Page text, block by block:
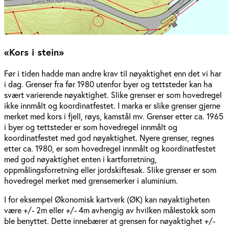
«Kors i stein»
Før i tiden hadde man andre krav til nøyaktighet enn det vi har
i dag. Grenser fra før 1980 utenfor byer og tettsteder kan ha
svært varierende nøyaktighet. Slike grenser er som hovedregel
ikke innmålt og koordinatfestet. I marka er slike grenser gjerne
merket med kors i fjell, røys, kamstål mv. Grenser etter ca. 1965
i byer og tettsteder er som hovedregel innmålt og
koordinatfestet med god nøyaktighet. Nyere grenser, regnes
etter ca. 1980, er som hovedregel innmålt og koordinatfestet
med god nøyaktighet enten i kartforretning,
oppmålingsforretning eller jordskiftesak. Slike grenser er som
hovedregel merket med grensemerker i aluminium.
I for eksempel Økonomisk kartverk (ØK) kan nøyaktigheten
være +/- 2m eller +/- 4m avhengig av hvilken målestokk som
ble benyttet. Dette innebærer at grensen for nøyaktighet +/-